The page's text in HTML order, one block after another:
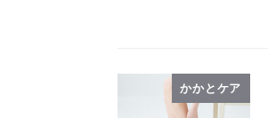
かかとケア